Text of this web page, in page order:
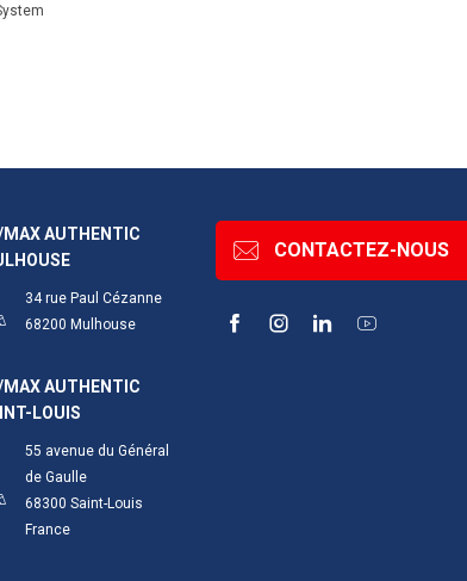
MAX AUTHENTIC
34 rue Paul Cézanne
68200 Mulhouse
MAX AUTHENTIC
LOUIS
55 avenue du Général
de Gaulle
68300 Saint-Louis
France
CONTACTEZ-NOUS
FacebookInstagramLinkedInYouTube